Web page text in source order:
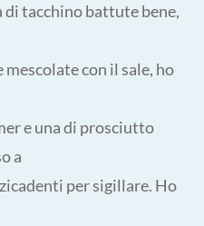
di tacchino battute bene,
con il sale, ho
e una di prosciutto
a
per sigillare. Ho